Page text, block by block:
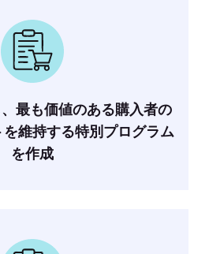
最も価値のある購入者の
維持する特別プログラム
を作成